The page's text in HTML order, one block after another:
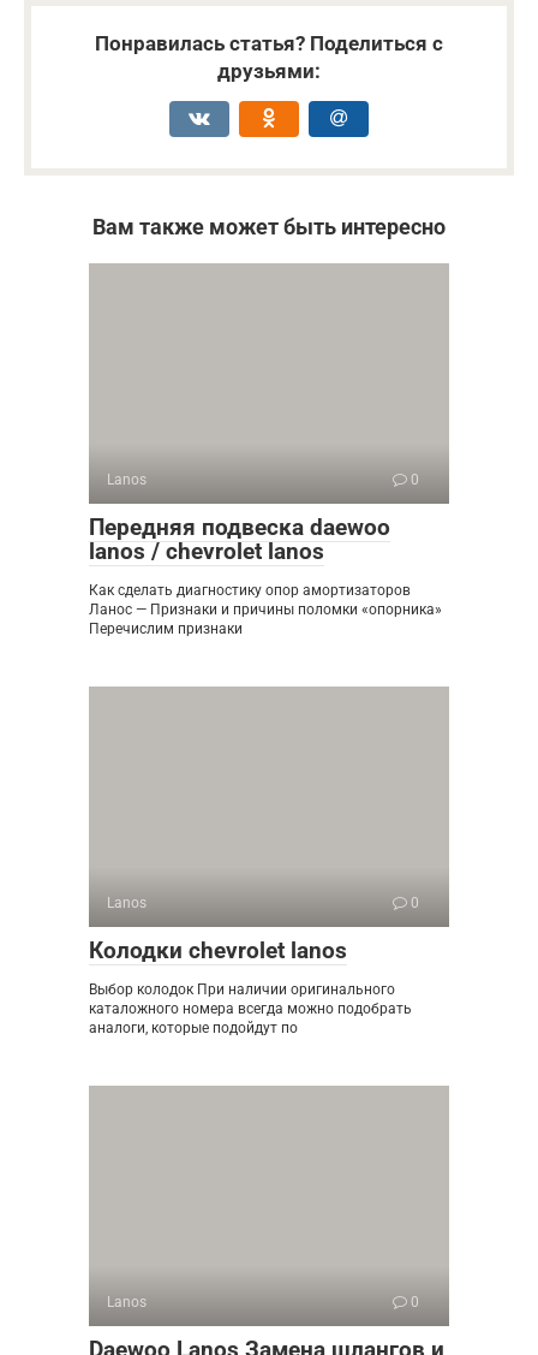
Понравилась статья? Поделиться с
друзьями:
Вам также может быть интересно
Lanos 0
Передняя подвеска daewoo
lanos / chevrolet lanos
Как сделать диагностику опор амортизаторов
Ланос — Признаки и причины поломки «опорника»
Перечислим признаки
Lanos 0
Колодки chevrolet lanos
Выбор колодок При наличии оригинального
каталожного номера всегда можно подобрать
аналоги, которые подойдут по
Lanos 0
Daewoo Lanos Замена шлангов и